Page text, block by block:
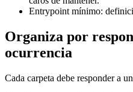
Entrypoint mínimo:
Organiza por
ocurrencia
Cada carpeta debe responder a